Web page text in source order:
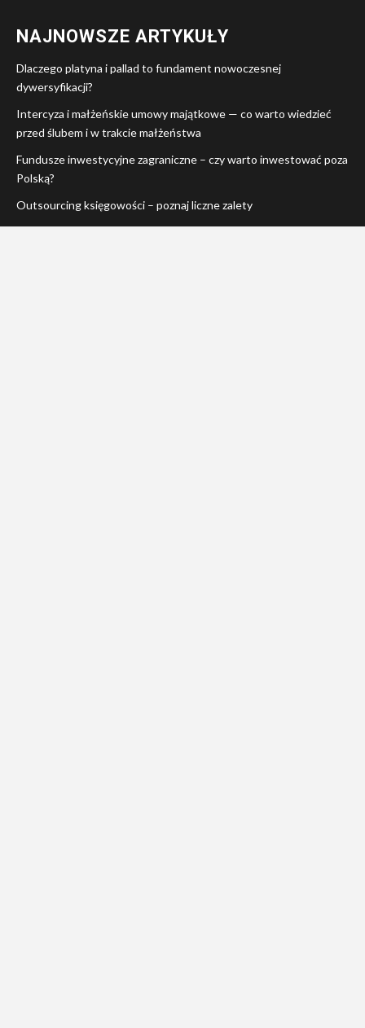
NAJNOWSZE ARTYKUŁY
Dlaczego platyna i pallad to fundament nowoczesnej
dywersyfikacji?
Intercyza i małżeńskie umowy majątkowe — co warto wiedzieć
przed ślubem i w trakcie małżeństwa
Fundusze inwestycyjne zagraniczne – czy warto inwestować poza
Polską?
Outsourcing księgowości – poznaj liczne zalety